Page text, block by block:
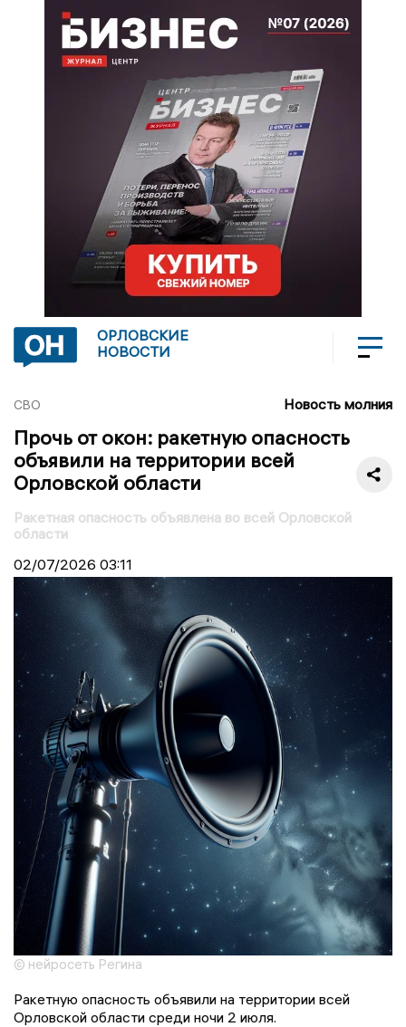
ОРЛОВСКИЕ
НОВОСТИ
СВО Новость молния
Прочь от окон: ракетную опасность
объявили на территории всей
Орловской области
Ракетная опасность объявлена во всей Орловской
области
02/07/2026 03:11
© нейросеть Регина
Ракетную опасность объявили на территории всей
Орловской области среди ночи 2 июля.